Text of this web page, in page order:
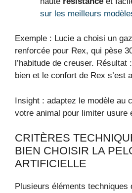
sur les meilleurs
Exemple : Lucie a choisi un
renforcée pour Rex, qui pèse
l’habitude de creuser.
bien et le confort de Rex s’est
Insight : adaptez le modèle au
votre animal pour limiter usure
CRITÈRES
BIEN CHOISIR LA
ARTIFICIELLE
Plusieurs éléments techniques